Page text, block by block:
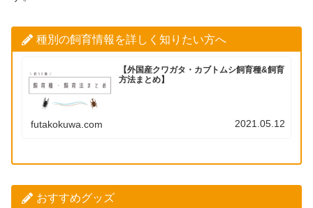
種別の飼育情報を詳しく知りたい方へ
【外国産クワガタ・カブトムシ飼育種&飼育
方法まとめ】
futakokuwa.com 2021.05.12
おすすめグッズ